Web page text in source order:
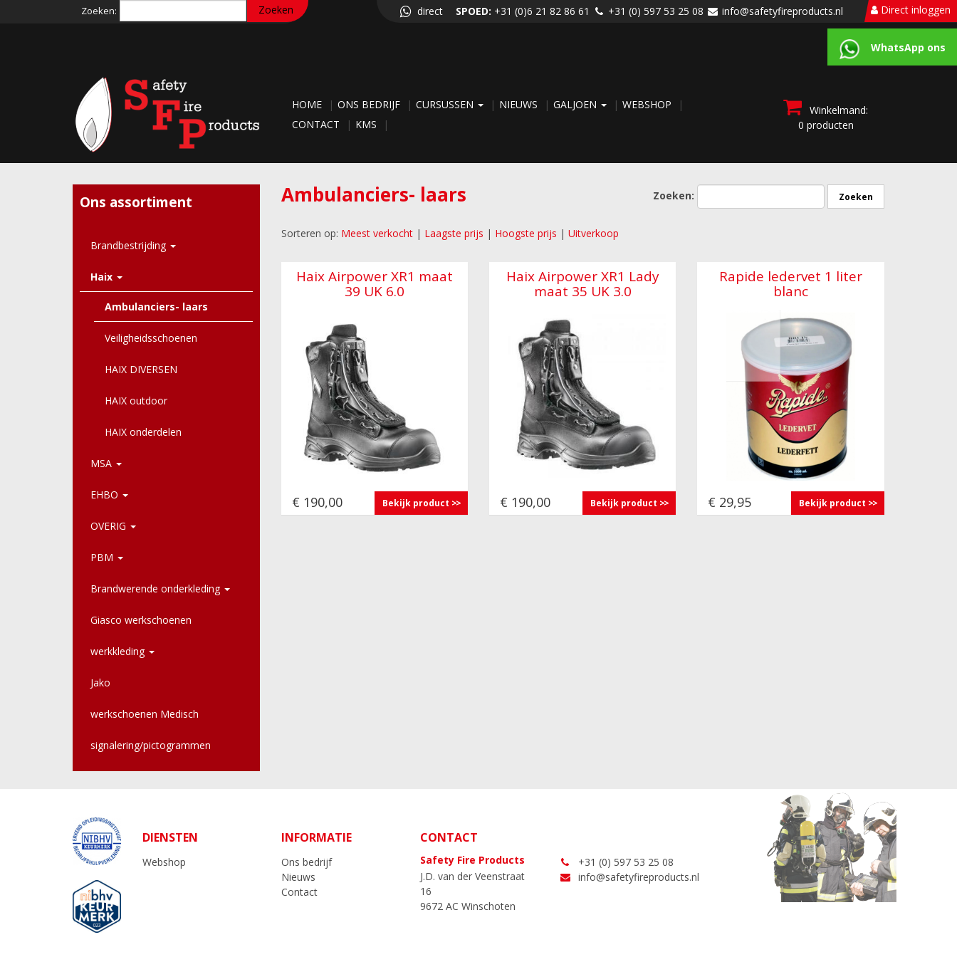
Zoeken: direct SPOED: +31 (0)6 21 82 86 61 +31 (0) 597 53 25 08 info@safetyfireproducts.nl Direct inloggen
WhatsApp ons
HOME ONS BEDRIJF CURSUSSEN NIEUWS GALJOEN
WEBSHOP
CONTACT
KMS
Winkelmand:
0 producten
Ons assortiment
Brandbestrijding
Haix
Ambulanciers- laars
Veiligheidsschoenen
HAIX DIVERSEN
HAIX outdoor
HAIX onderdelen
MSA
EHBO
OVERIG
PBM
Brandwerende onderkleding
Giasco werkschoenen
werkkleding
Jako
werkschoenen Medisch
signalering/pictogrammen
Ambulanciers- laars
Sorteren op: Meest verkocht| Laagste prijs | Hoogste prijs | Uitverkoop
Zoeken:
Haix Airpower XR1 maat
39 UK 6.0
€ 190,00 Bekijk product
Haix Airpower XR1 Lady
maat 35 UK 3.0
€ 190,00 Bekijk product
Rapide ledervet 1 liter
blanc
€ 29,95 Bekijk product
DIENSTEN
Webshop
INFORMATIE
Ons bedrijf
Nieuws
Contact
CONTACT
Safety Fire Products
J.D. van der Veenstraat
16
9672 AC Winschoten
+31 (0) 597 53 25 08
info@safetyfireproducts.nl